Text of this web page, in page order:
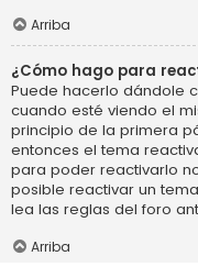
Arriba
¿Cómo hago para
Puede hacerlo dándole
cuando esté viendo el
principio de la primera
entonces el tema
para poder reactivarlo
posible reactivar un
lea las reglas del foro
Arriba